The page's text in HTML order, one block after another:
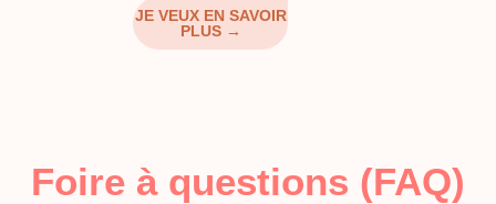
JE VEUX EN SAVOIR
PLUS →
Foire à questions (FAQ)